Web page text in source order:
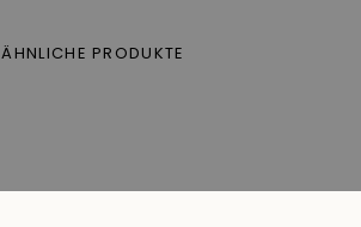
ÄHNLICHE PRODUKTE